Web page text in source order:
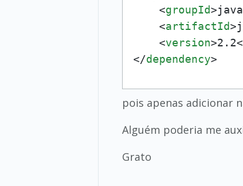
<groupId>
<artifactId>
<version>2.2
</dependency>
pois apenas adicionar
Alguém poderia me
Grato